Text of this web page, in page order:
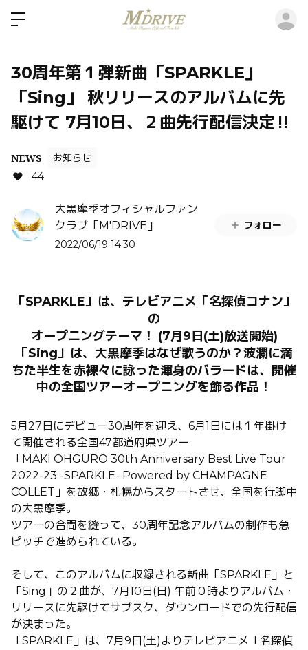
30周年第１弾新曲「SPARKLE」
「Sing」 秋リリースのアルバムに先
駆けて 7月10日、２曲先行配信決定‼
NEWS
お知らせ
44
大黒摩季オフィシャルファン
クラブ「M'DRIVE」
2022/06/19 14:30
フォロー
「SPARKLE」は、テレビアニメ「名探偵コナン」
の
オープニングテーマ！ (7月 9 日 (土)放送開始)
「Sing」は、 大黒摩季はなぜ歌うのか？波瀾に満
ちた半生を赤裸々に詠った渾身のバラードは、
開催
中の全国ツアーオープニングを飾る作品！
5月27日にデビュー30周年を迎え、 6月1 日には１年掛け
て開催される全国47都道府県ツアー
「MAKI OHGURO 30th Anniversary Best Live Tour
2022-23 -SPARKLE- Powered by CHAMPAGNE
COLLET 」を故郷・札幌からスタートさせ、全国を行脚中
の大黒摩季。
ツアーの合間を縫って、 30周年記念アルバムの制作も急
ピッチで進められている。
そして、このアルバムに収録される新曲「SPARKLE 」と
「Sing 」の２曲が、 7月10日(日) 午前０時よりアルバム・
リリースに先駆けてサブスク、ダウンロードでの先行配信
が決まった。
「SPARKLE 」は、 7月9日(土) よりテレビアニメ「名探偵